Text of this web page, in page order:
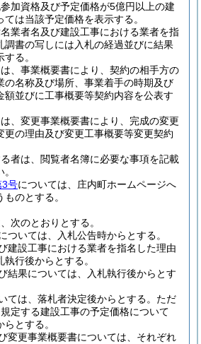
加資格及び予定価格が5億円以上の建
は当該予定価格を表示する。
業者名及び建設工事における業者を指
調書の写しには入札の経過並びに結果
る。
、事業概要書により、契約の相手方の
の名称及び場所、事業着手の時期及び
額並びに工事概要等契約内容を公表す
、変更事業概要書により、完成の変更
更の理由及び変更工事概要等変更契約
者は、閲覧者名簿に必要な事項を記載
3号については、庄内町ホームページへ
のとする。
次のとおりとする。
ついては、入札公告時からとする。
建設工事における業者を指名した理由
行後からとする。
結果については、入札執行後からとす
ては、落札者決定後からとする。 ただ
定する建設工事の予定価格について
とする。
変更事業概要書については、それぞれ